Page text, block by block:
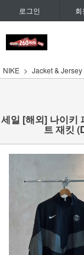
로그인
NIKE Jacket & Jersey
세일 [해외] 나이키
트 재킷